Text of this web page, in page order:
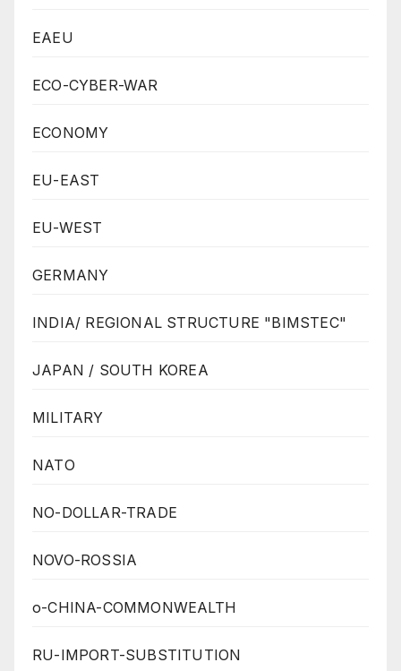
EAEU
ECO-CYBER-WAR
ECONOMY
EU-EAST
EU-WEST
GERMANY
INDIA/ REGIONAL STRUCTURE "BIMSTEC"
JAPAN / SOUTH KOREA
MILITARY
NATO
NO-DOLLAR-TRADE
NOVO-ROSSIA
o-CHINA-COMMONWEALTH
RU-IMPORT-SUBSTITUTION